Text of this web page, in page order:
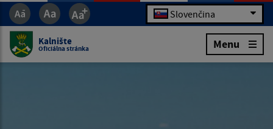
Slovenčina
Kalnište
Oficiálna stránka Menu